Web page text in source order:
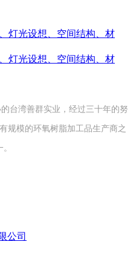
灯光设想、空间结构、材
灯光设想、空间结构、材
台湾善群实业，经过三十年的努
规模的环氧树脂加工品生产商之
公司